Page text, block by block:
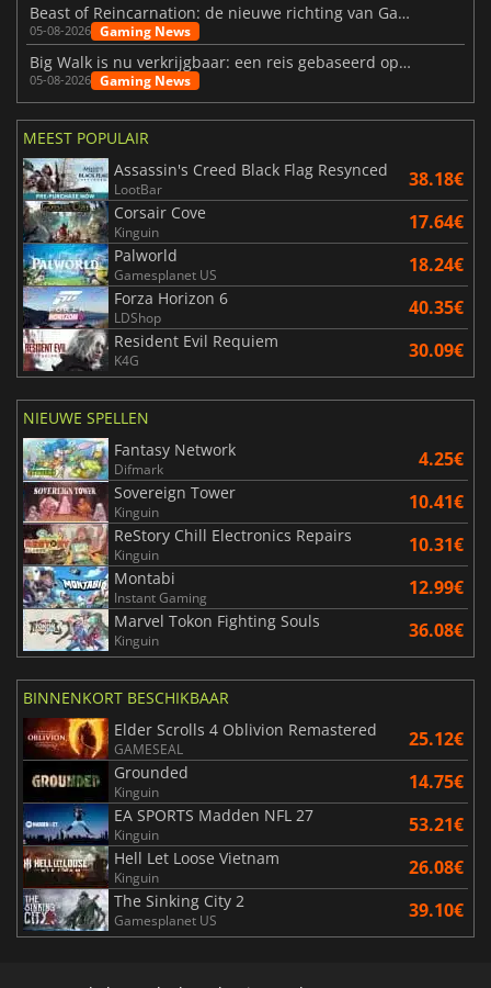
Beast of Reincarnation: de nieuwe richting van Game Freak
05-08-2026 Gaming News
Big Walk is nu verkrijgbaar: een reis gebaseerd op vriendschap
05-08-2026 Gaming News
MEEST POPULAIR
Assassin's Creed Black Flag Resynced
LootBar 38.18€
Corsair Cove
Kinguin 17.64€
Palworld
Gamesplanet US 18.24€
Forza Horizon 6
LDShop 40.35€
Resident Evil Requiem
K4G 30.09€
NIEUWE SPELLEN
Fantasy Network
Difmark 4.25€
Sovereign Tower
Kinguin 10.41€
ReStory Chill Electronics Repairs
Kinguin 10.31€
Montabi
Instant Gaming 12.99€
Marvel Tokon Fighting Souls
Kinguin 36.08€
BINNENKORT BESCHIKBAAR
Elder Scrolls 4 Oblivion Remastered
GAMESEAL 25.12€
Grounded
Kinguin 14.75€
EA SPORTS Madden NFL 27
Kinguin 53.21€
Hell Let Loose Vietnam
Kinguin 26.08€
The Sinking City 2
Gamesplanet US 39.10€